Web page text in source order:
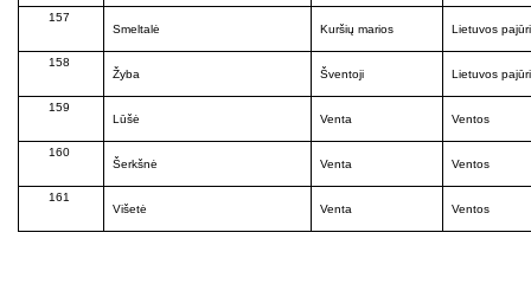
157
Smeltalė
Kuršių marios Lietuvos
158
Žyba
Šventoji Lietuvos
159
Lūšė
Venta Ventos
160
Šerkšnė
Venta Ventos
161
Višetė
Venta Ventos